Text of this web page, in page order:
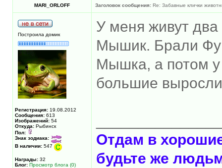
MARI_ORLOFF Заголовок сообщения: Re: Забавные клички
Построила домик
Регистрация: 19.08.2012
Сообщения: 613
Изображений: 54
Откуда: Рыбинск
Пол:
Знак зодиака:
В наличии: 547
Награды: 32
Блог: Просмотр блога (0)
У меня живут два
Мышик. Брали
Мышка, а потом
большие
Отдам в
будьте же